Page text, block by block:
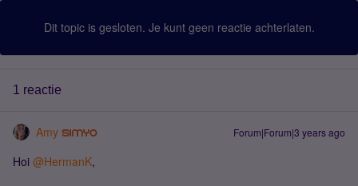
Dit topic is gesloten. Je kunt geen reactie achterlaten.
1 reactie
Amy Forum|Forum|3 years ago
Hoi @HermanK,